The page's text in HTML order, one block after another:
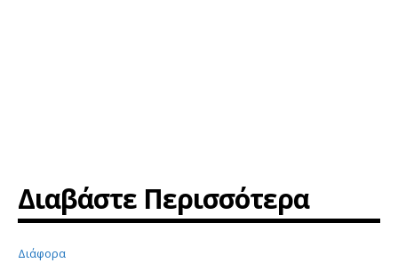
Διαβάστε Περισσότερα
Διάφορα